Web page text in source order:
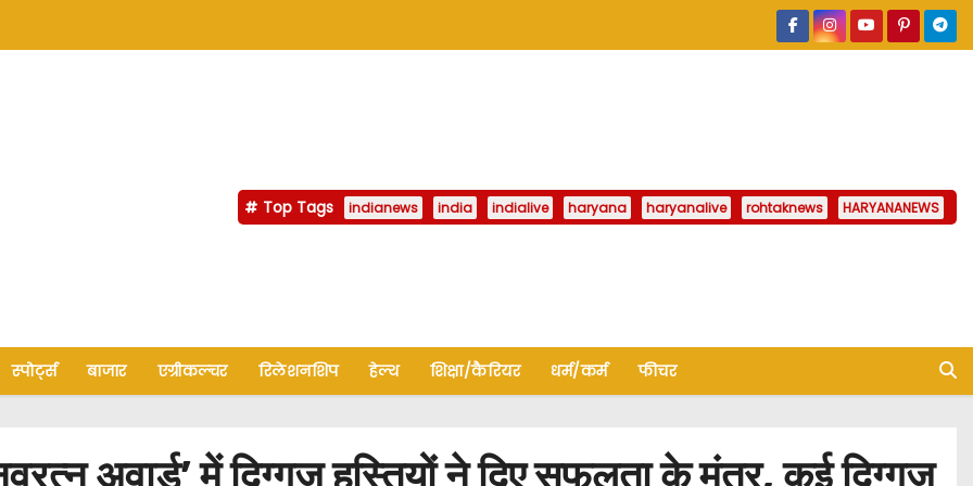
Top Tags indianews india indialive haryana haryanalive rohtaknews HARYANANEWS
स्पोर्ट्स बाजार एग्रीकल्चर रिलेशनशिप हेल्थ शिक्षा/कैरियर धर्म/कर्म फीचर